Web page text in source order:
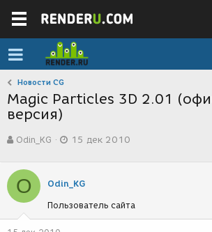
Новости CG
Magic Particles 3D 2.01
версия)
в
о
р
т
е
м
Odin_KG
а
с
з
д
15 дек 2010
O Odin_KG
Пользователь сайта